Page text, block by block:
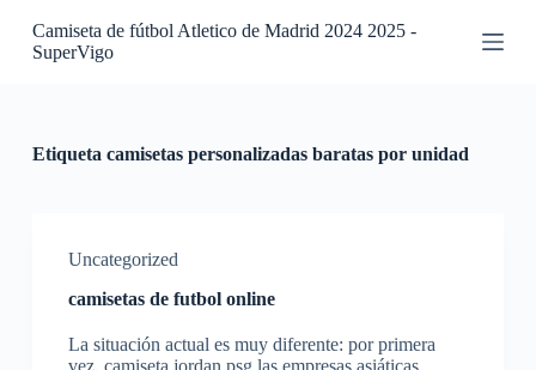
SCamiseta de fútbol Atletico de Madrid 2024 2025 -
SuperVigo
Etiqueta camisetas personalizadas baratas por unidad
Uncategorized
camisetas de futbol online
La situación actual es muy diferente: por primera
vez, camiseta jordan psg las empresas asiáticas